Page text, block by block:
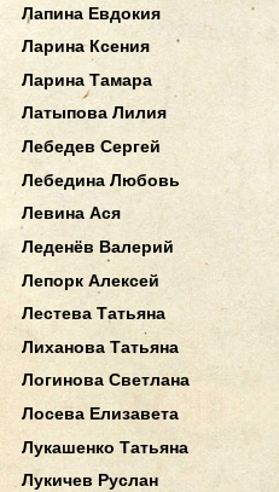
Лапина Евдокия
Ларина Ксения
Ларина Тамара
Латыпова Лилия
Лебедев Сергей
Лебедина Любовь
Левина Ася
Леденёв Валерий
Лепорк Алексей
Лестева Татьяна
Лиханова Татьяна
Логинова Светлана
Лосева Елизавета
Лукашенко Татьяна
Лукичев Руслан